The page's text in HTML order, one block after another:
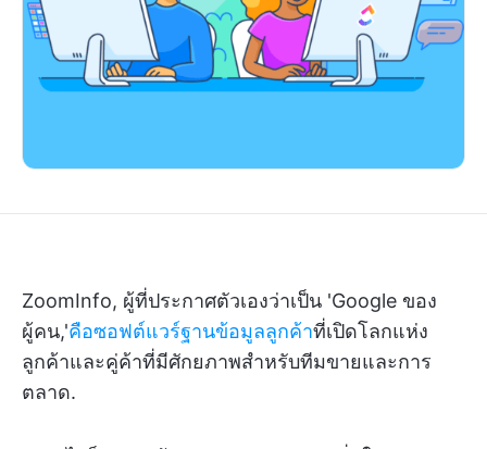
ZoomInfo, ผู้ที่ประกาศตัวเองว่าเป็น 'Google ของ
ผู้คน,'คือซอฟต์แวร์ฐานข้อมูลลูกค้าที่เปิดโลกแห่ง
ลูกค้าและคู่ค้าที่มีศักยภาพสำหรับทีมขายและการ
ตลาด.